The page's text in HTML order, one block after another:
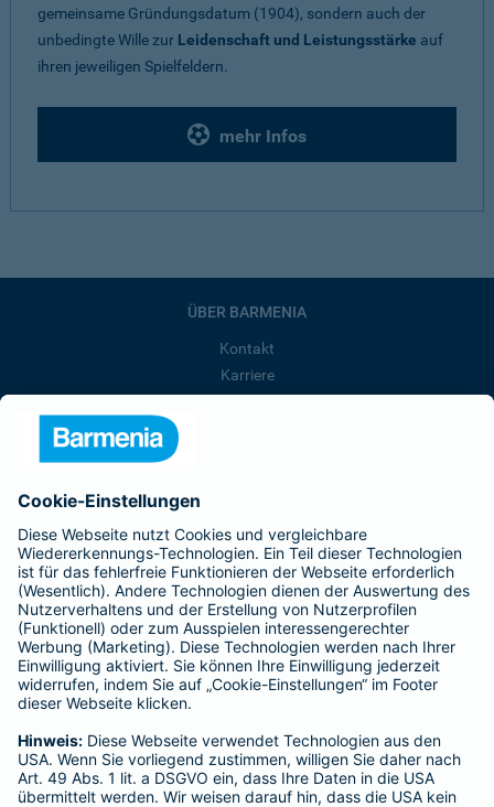
gemeinsame Gründungsdatum (1904), sondern auch der
unbedingte Wille zur Leidenschaft und Leistungsstärke auf
ihren jeweiligen Spielfeldern.
mehr Infos
ÜBER BARMENIA
Kontakt
Karriere
Barmenia ist Teil der BarmeniaGothaer
BELIEBTE SEITEN
Kranken-Zusatzversicherung
Tierversicherungen
Haftpflichtversicherung
Hausratversicherung
Adresse ändern
Schaden melden